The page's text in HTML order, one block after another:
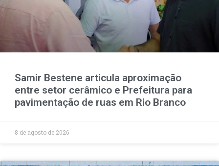
Samir Bestene articula aproximação
entre setor cerâmico e Prefeitura para
pavimentação de ruas em Rio Branco
8 de agosto de 2026